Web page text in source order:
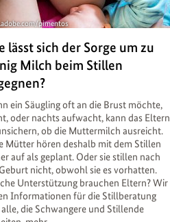
pimentos
lässt sich der Sorge um zu
Milch beim Stillen
ein Säugling oft an die Brust möchte,
oder nachts aufwacht, kann das Eltern
ob die Muttermilch ausreicht.
Mütter hören deshalb mit dem Stillen
auf als geplant. Oder sie stillen nach
nicht, obwohl sie es vorhatten.
Unterstützung brauchen Eltern? Wir
Informationen für die Stillberatung
die Schwangere und Stillende